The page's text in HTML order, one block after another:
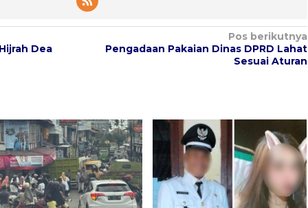
Dea
Pos berikutnya
Pengadaan Pakaian Dinas DPRD Lahat
Sesuai Aturan